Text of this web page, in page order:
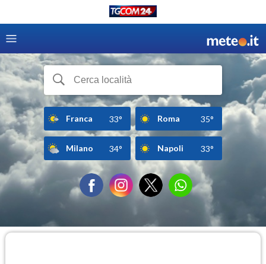
Franca 33° Roma 35°
Milano 34° Napoli 33°